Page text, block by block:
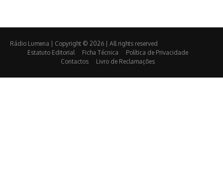
Rádio Lumena | Copyright © 2026 | All rights reserved
Estatuto Editorial
Ficha Técnica
Política de Privacidade
Contactos
Livro de Reclamações